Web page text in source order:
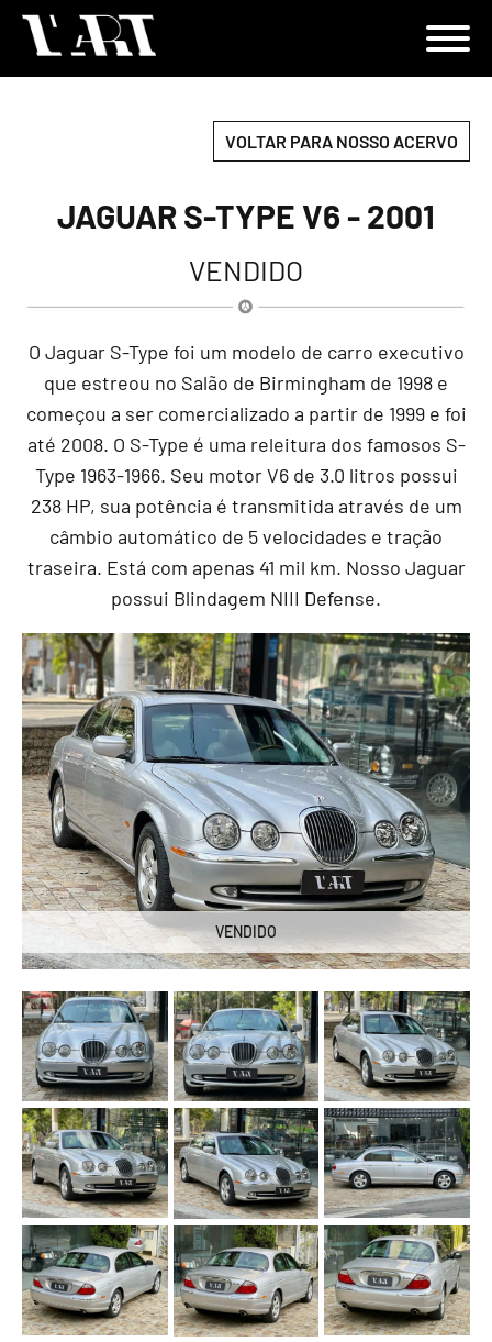
VOLTAR PARA NOSSO ACERVO
JAGUAR S-TYPE V6 - 2001
VENDIDO
O Jaguar S-Type foi um modelo de carro executivo
que estreou no Salão de Birmingham de 1998 e
começou a ser comercializado a partir de 1999 e foi
até 2008. O S-Type é uma releitura dos famosos S-
Type 1963-1966. Seu motor V6 de 3.0 litros possui
238 HP, sua potência é transmitida através de um
câmbio automático de 5 velocidades e tração
traseira. Está com apenas 41 mil km. Nosso Jaguar
possui Blindagem NIII Defense.
VENDIDO